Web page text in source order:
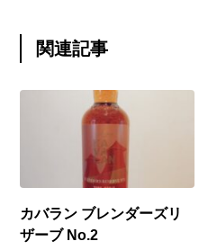
関連記事
カバラン ブレンダーズリ
ザーブ No.2